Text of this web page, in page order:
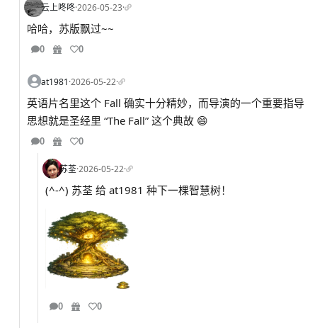
云上咚咚·2026-05-23·
哈哈，苏版飘过~~
0 0
at1981·2026-05-22·
英语片名里这个 Fall 确实十分精妙，而导演的一个重要指导
思想就是圣经里 “The Fall” 这个典故 😄
0 0
苏荃·2026-05-22·
(^-^) 苏荃 给 at1981 种下一棵智慧树！
0 0